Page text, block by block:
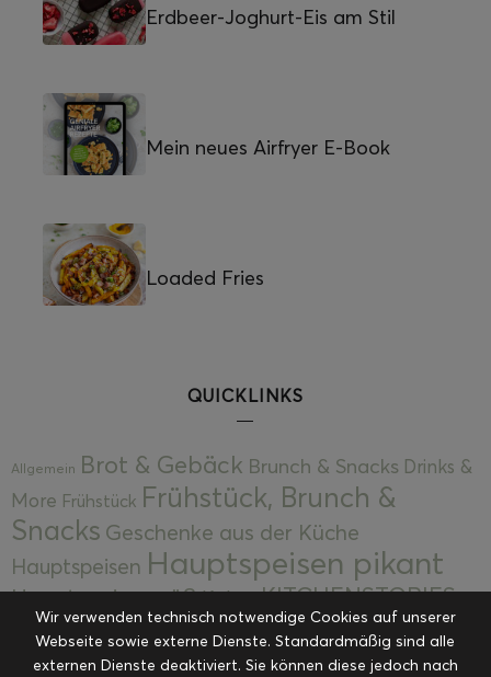
Erdbeer-Joghurt-Eis am Stil
Mein neues Airfryer E-Book
Loaded Fries
QUICKLINKS
Allgemein Brot & Gebäck Brunch & Snacks Drinks &
More Frühstück Frühstück, Brunch &
Snacks Geschenke aus der Küche
Hauptspeisen Hauptspeisen pikant
Hauptspeisen süßKekseKITCHENSTORIES
Kuchen, Torten & Desserts Kuchen und
Desserts Kulinarik Kulinarische Mitbringsel &
Wir verwenden technisch notwendige Cookies auf unserer
Webseite sowie externe Dienste. Standardmäßig sind alle
externen Dienste deaktiviert. Sie können diese jedoch nach